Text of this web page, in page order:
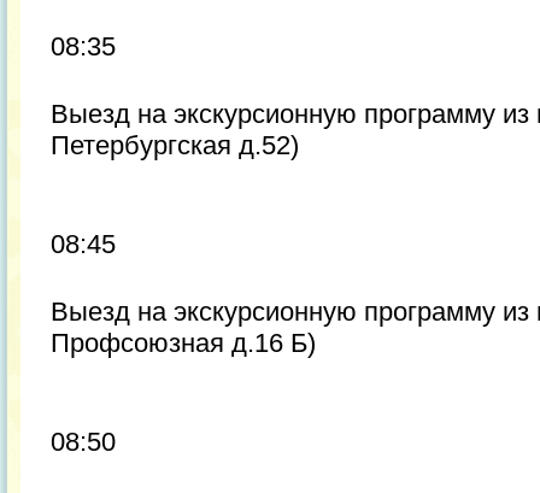
08:35
Выезд на экскурсионную программу
Петербургская д.52)
08:45
Выезд на экскурсионную программу из
Профсоюзная д.16 Б)
08:50